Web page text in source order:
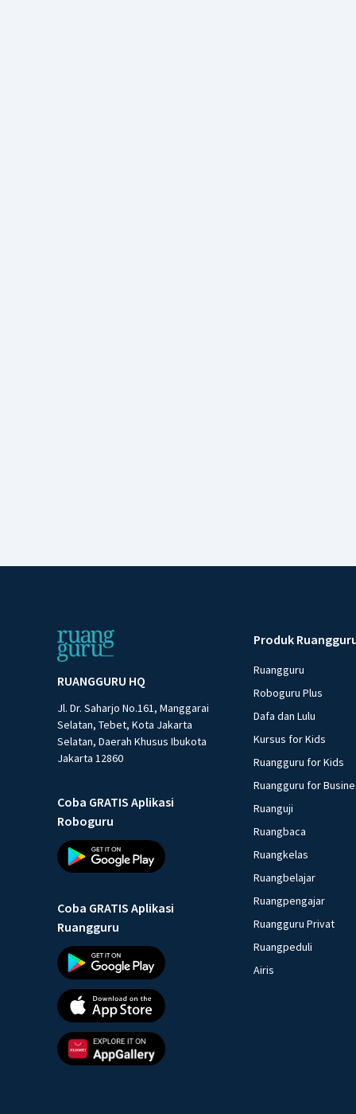
RUANGGURU HQ
Jl. Dr. Saharjo No.161, Manggarai
Selatan, Tebet, Kota Jakarta
Selatan, Daerah Khusus Ibukota
Jakarta 12860
Coba GRATIS Aplikasi
Roboguru
Coba GRATIS Aplikasi
Ruangguru
Produk
Ruangguru
Roboguru Plus
Dafa dan Lulu
Kursus for Kids
Ruangguru for Kids
Ruangguru for
Ruanguji
Ruangbaca
Ruangkelas
Ruangbelajar
Ruangpengajar
Ruangguru Privat
Ruangpeduli
Airis